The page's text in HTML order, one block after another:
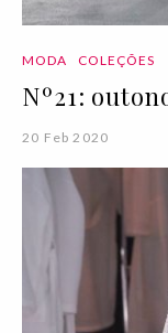
MODA COLEÇÕES
Nº21:
20 Feb 2020